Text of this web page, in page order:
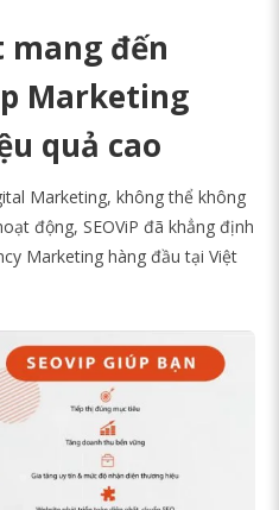
mang đến
Marketing
quả cao
Marketing, không thể không
động, SEOViP đã khẳng định
Marketing hàng đầu tại Việt